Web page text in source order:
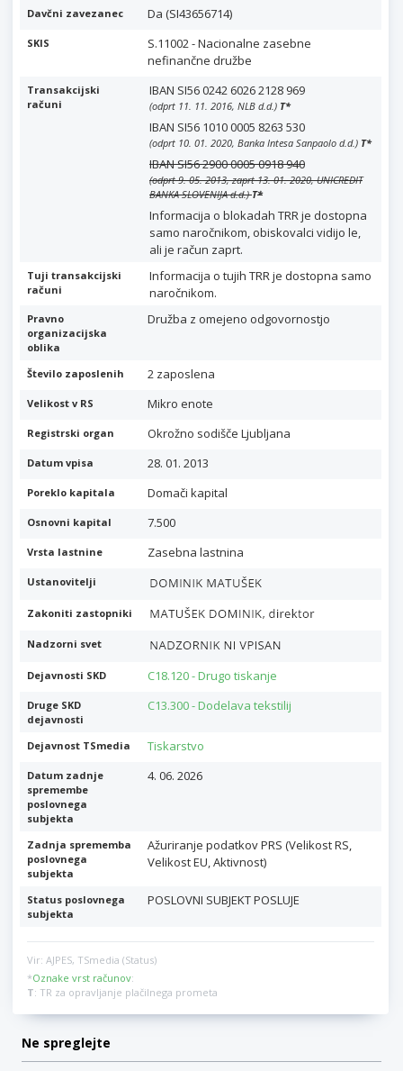
Davčni zavezanec Da (SI43656714)
SKIS
S.11002 - Nacionalne zasebne
nefinančne družbe
Transakcijski
računi
IBAN SI56 0242 6026 2128 969
(odprt 11. 11. 2016, NLB d.d.) T*
IBAN SI56 1010 0005 8263 530
(odprt 10. 01. 2020, Banka Intesa Sanpaolo d.d.) T*
IBAN SI56 2900 0005 0918 940
(odprt 9. 05. 2013, zaprt 13. 01. 2020, UNICREDIT
BANKA SLOVENIJA d.d.)T*
Informacija o blokadah TRR je dostopna
samo naročnikom, obiskovalci vidijo le,
ali je račun zaprt.
Tuji transakcijski
računi
Informacija o tujih TRR je dostopna samo
naročnikom.
Pravno
organizacijska
oblika
Družba z omejeno odgovornostjo
Število zaposlenih 2 zaposlena
Velikost v RS Mikro enote
Registrski organ Okrožno sodišče Ljubljana
Datum vpisa 28. 01. 2013
Poreklo kapitala Domači kapital
Osnovni kapital 7.500
Vrsta lastnine Zasebna lastnina
Ustanovitelji
Zakoniti zastopniki
Nadzorni svet
Dejavnosti SKD C18.120 - Drugo tiskanje
Druge SKD
dejavnosti
C13.300 - Dodelava tekstilij
Dejavnost TSmedia Tiskarstvo
Datum zadnje
spremembe
poslovnega
subjekta
4. 06. 2026
Zadnja sprememba
poslovnega
subjekta
Ažuriranje podatkov PRS (Velikost RS,
Velikost EU, Aktivnost)
Status poslovnega
subjekta
POSLOVNI SUBJEKT POSLUJE
Vir: AJPES, TSmedia (Status)
*Oznake vrst računov:
T: TR za opravljanje plačilnega prometa
Ne spreglejte